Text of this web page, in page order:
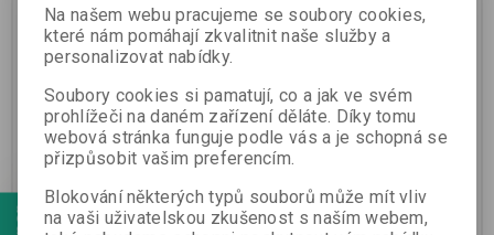
Výrobce:Domaine Fontavin
Katalogové číslo:41
Záruka (měsíců):24
Termín dodání (dny): 7
Vyvážené a typické víno z jižní
Rhôny s výjimečně jemnou a
výraznou chutí . Grenache 75%,
Mourvèdre 10%, Syrah 10% a
Výrobce:Jean Marie Royer
Katalogové číslo: 48
Záruka (měsíců):24
Hrozny ze Châteauneuf za cenu
Côtes du Rhône, doporučuji jako
vstup do hloubek Châteauneuf
du Pape. Soustředění na chuť
vinařství. 75 – 85 % Grenache a 5
– 10 % Syrah a Mourvèdre
Na našem webu pracujeme se soubory cookies,
které nám pomáhají zkvalitnit naše služby a
personalizovat nabídky.
Soubory cookies si pamatují, co a jak ve svém
prohlížeči na daném zařízení děláte. Díky tomu
webová stránka funguje podle vás a je schopná se
přizpůsobit vašim preferencím.
Blokování některých typů souborů může mít vliv
na vaši uživatelskou zkušenost s naším webem,